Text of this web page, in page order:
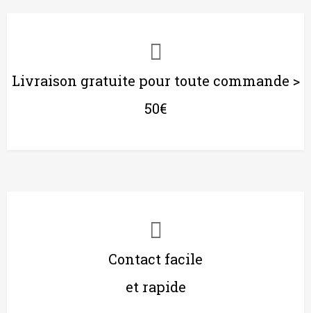
Livraison gratuite pour toute commande >
50€
Contact facile
et rapide